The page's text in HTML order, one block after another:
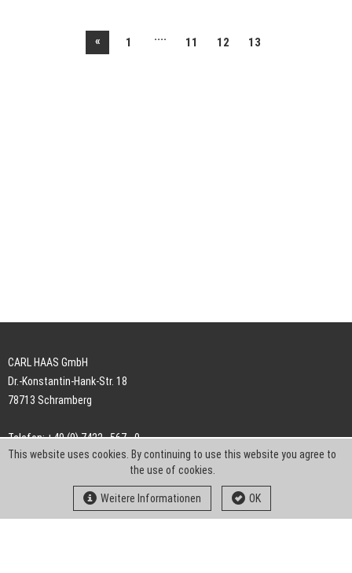
« 1 .... 11 12 13
CARL HAAS GmbH
Dr.-Konstantin-Hank-Str. 18
78713 Schramberg
Telefon: +49 (0) 7422 . 567 - 0
Telefax: +49 (0) 7422 . 567 - 239
info-ch@kern-liebers.com
This website uses cookies. By continuing to use this website you agree to
the use of cookies.
Weitere Informationen OK